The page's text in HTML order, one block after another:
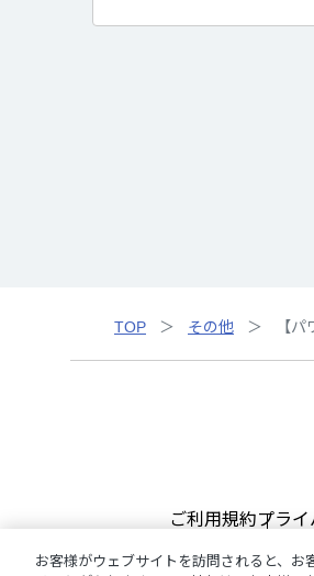
TOP その他 【
ご利用規約プラ
お客様がウェブサイトを訪問されると、